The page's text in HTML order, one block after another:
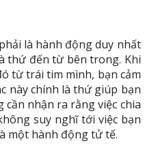
là hành động duy nhất
thứ đến từ bên trong. Khi
từ trái tim mình, bạn cảm
này chính là thứ giúp bạn
cần nhận ra rằng việc chia
suy nghĩ tới việc bạn
một hành động tử tế.